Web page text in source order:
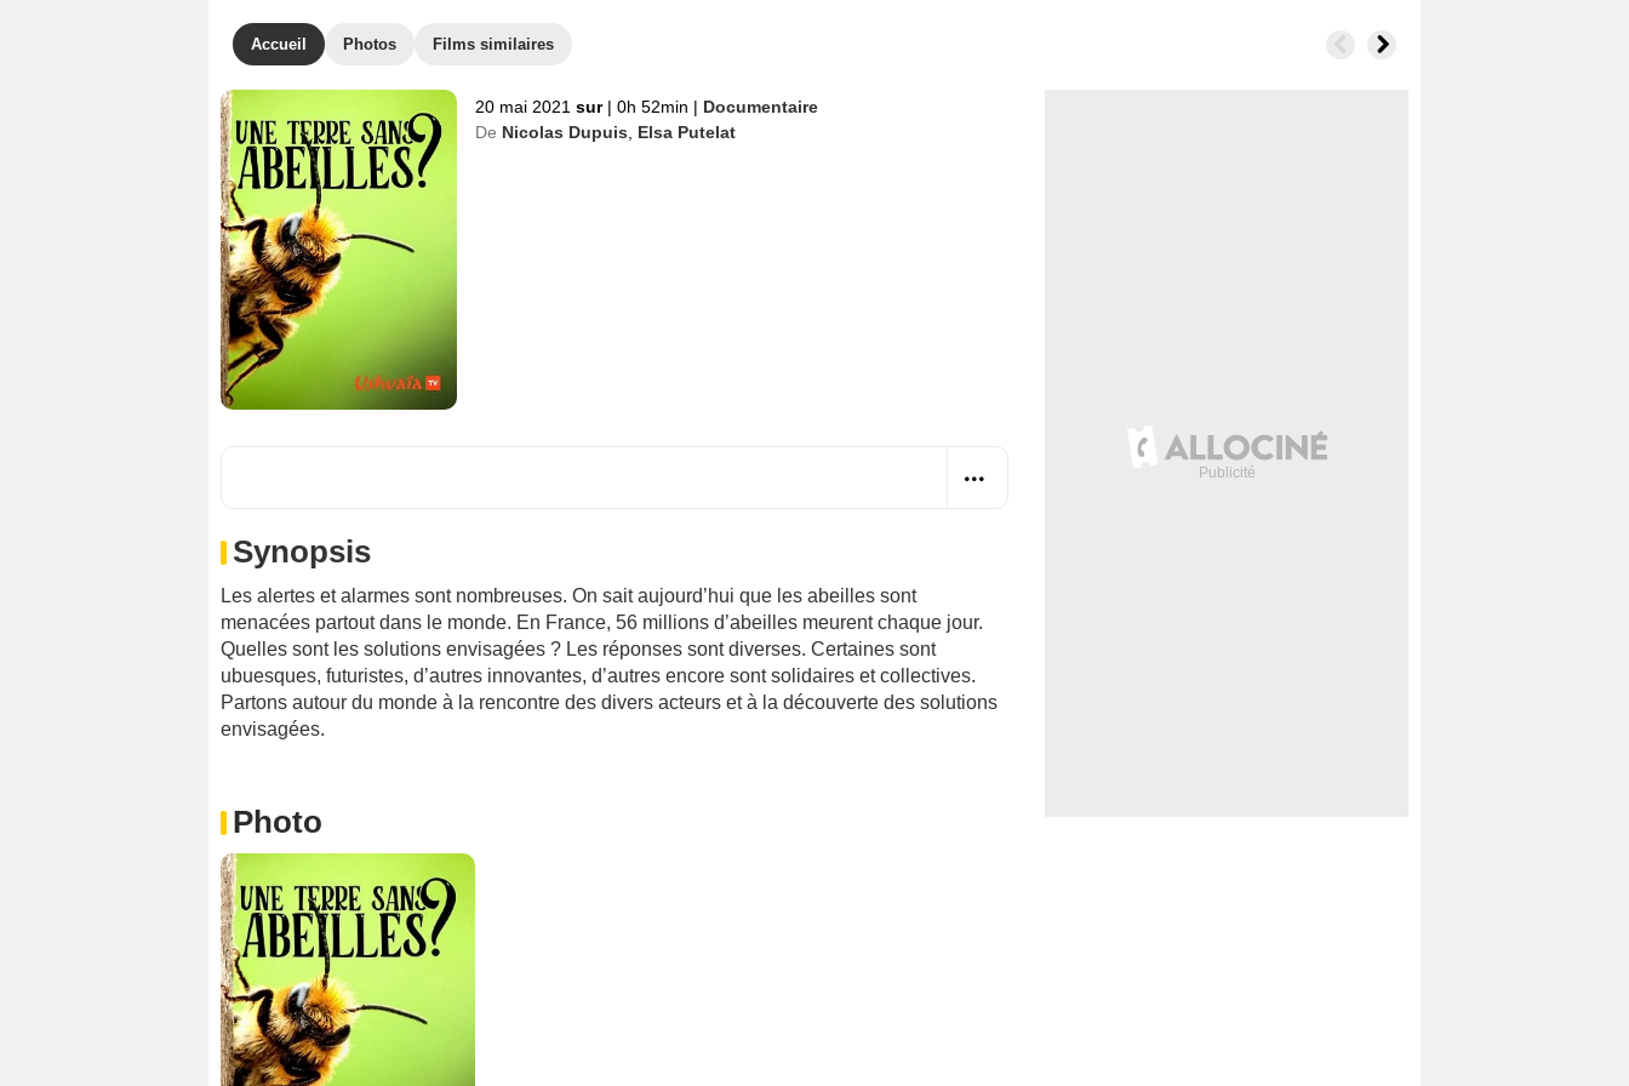
Accueil Photos Films similaires
20 mai 2021 sur | 0h 52min | Documentaire
De Nicolas Dupuis Elsa Putelat
Synopsis
Les alertes et alarmes sont nombreuses. On sait aujourd’hui que les abeilles sont
menacées partout dans le monde. En France, 56 millions d’abeilles meurent chaque jour.
Quelles sont les solutions envisagées ? Les réponses sont diverses. Certaines sont
ubuesques, futuristes, d’autres innovantes, d’autres encore sont solidaires et collectives.
Partons autour du monde à la rencontre des divers acteurs et à la découverte des solutions
envisagées.
Photo